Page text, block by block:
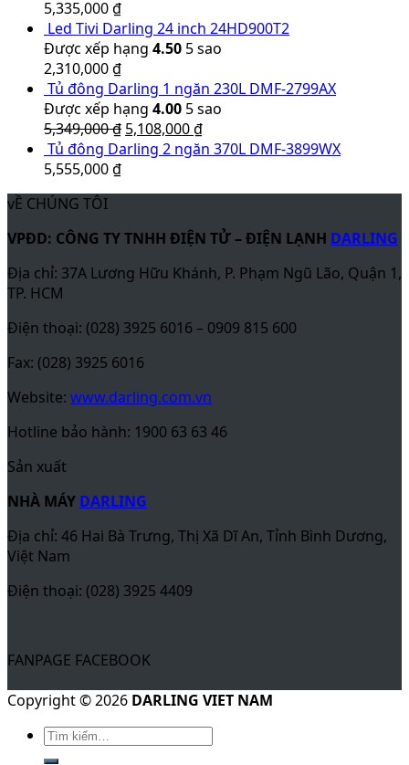
5,335,000₫
Led Tivi Darling 24 inch 24HD900T2
Được xếp hạng 4.50 5 sao
2,310,000₫
Tủ đông Darling 1 ngăn 230L DMF-2799AX
Được xếp hạng 4.00 5 sao
5,349,000₫ 5,108,000₫
Tủ đông Darling 2 ngăn 370L DMF-3899WX
5,555,000₫
vỀ CHÚNG TÔI
VPĐD: CÔNG TY TNHH ĐIỆN TỬ – ĐIỆN LẠNH DARLING
Địa chỉ: 37A Lương Hữu Khánh, P. Phạm Ngũ Lão, Quận 1,
TP. HCM
Điện thoại: (028) 3925 6016 – 0909 815 600
Fax: (028) 3925 6016
Website: www.darling.com.vn
Hotline bảo hành: 1900 63 63 46
Sản xuất
NHÀ MÁY DARLING
Địa chỉ: 46 Hai Bà Trưng, Thị Xã Dĩ An, Tỉnh Bình Dương,
Việt Nam
Điện thoại: (028) 3925 4409
FANPAGE FACEBOOK
Copyright © 2026 DARLING VIET NAM